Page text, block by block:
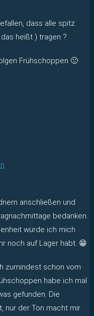
dass alle spitz
heißt ) tragen ?
Frühschoppen 🙂
anschließen und
bedanken.
würde ich mich
noch auf Lager habt. 😁
zumindest schon vom
habe ich mal
gefunden. Die
nur der Ton macht mir